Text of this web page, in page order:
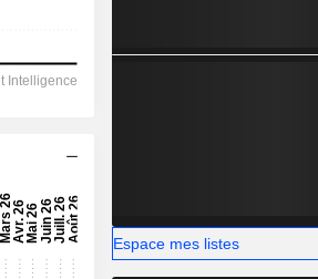
Espace mes listes